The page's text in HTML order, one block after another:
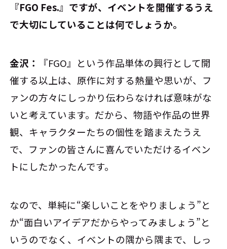
『FGO Fes.』ですが、イベントを開催するうえ
で大切にしていることは何でしょうか。
金沢：
『FGO』という作品単体の興行として開
催する以上は、原作に対する熱量や思いが、フ
ァンの方々にしっかり伝わらなければ意味がな
いと考えています。だから、物語や作品の世界
観、キャラクターたちの個性を踏まえたうえ
で、ファンの皆さんに喜んでいただけるイベン
トにしたかったんです。
なので、単純に“楽しいことをやりましょう”と
か“面白いアイデアだからやってみましょう”と
いうのでなく、イベントの隅から隅まで、しっ